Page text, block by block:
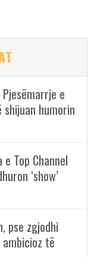
e
humorin
Top Channel
‘show’
pse zgjodhi
të